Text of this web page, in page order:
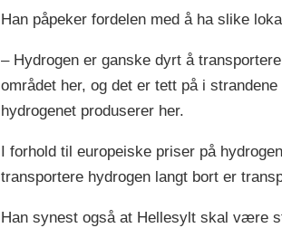
Han påpeker fordelen med å ha slike
– Hydrogen er ganske dyrt å
området her, og det er tett på i
hydrogenet produserer her.
I forhold til europeiske priser på
transportere hydrogen langt bort er
Han synest også at Hellesylt skal være